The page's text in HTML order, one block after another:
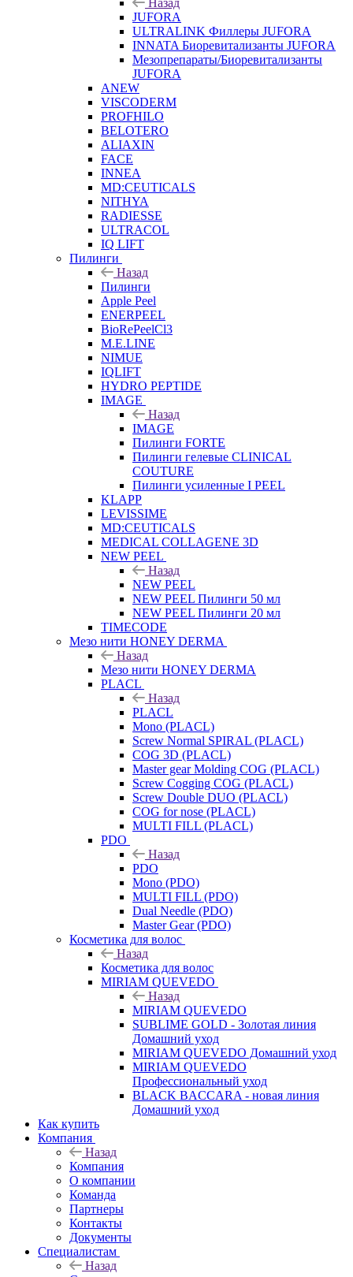
Назад
JUFORA
ULTRALINK Филлеры JUFORA
INNATA Биоревитализанты JUFORA
Мезопрепараты/Биоревитализанты
JUFORA
ANEW
VISCODERM
PROFHILO
BELOTERO
ALIAXIN
FACE
INNEA
MD:CEUTICALS
NITHYA
RADIESSE
ULTRACOL
IQ LIFT
Пилинги
Назад
Пилинги
Apple Peel
ENERPEEL
BioRePeelCl3
M.E.LINE
NIMUE
IQLIFT
HYDRO PEPTIDE
IMAGE
Назад
IMAGE
Пилинги FORTE
Пилинги гелевые CLINICAL
COUTURE
Пилинги усиленные I PEEL
KLAPP
LEVISSIME
MD:CEUTICALS
MEDICAL COLLAGENE 3D
NEW PEEL
Назад
NEW PEEL
NEW PEEL Пилинги 50 мл
NEW PEEL Пилинги 20 мл
TIMECODE
Мезо нити HONEY DERMA
Назад
Мезо нити HONEY DERMA
PLACL
Назад
PLACL
Mono (PLACL)
Screw Normal SPIRAL (PLACL)
COG 3D (PLACL)
Master gear Molding COG (PLACL)
Screw Cogging COG (PLACL)
Screw Double DUO (PLACL)
COG for nose (PLACL)
MULTI FILL (PLACL)
PDO
Назад
PDO
Mono (PDO)
MULTI FILL (PDO)
Dual Needle (PDO)
Master Gear (PDO)
Косметика для волос
Назад
Косметика для волос
MIRIAM QUEVEDO
Назад
MIRIAM QUEVEDO
SUBLIME GOLD - Золотая линия
Домашний уход
MIRIAM QUEVEDO Домашний уход
MIRIAM QUEVEDO
Профессиональный уход
BLACK BACCARA - новая линия
Домашний уход
Как купить
Компания
Назад
Компания
О компании
Команда
Партнеры
Контакты
Документы
Специалистам
Назад